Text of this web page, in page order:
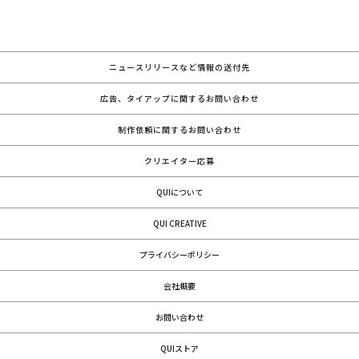
ニュースリリースなど情報の送付先
広告、タイアップに関するお問い合わせ
制作依頼に関するお問い合わせ
クリエイター応募
QUIについて
QUI CREATIVE
プライバシーポリシー
会社概要
お問い合わせ
QUIストア